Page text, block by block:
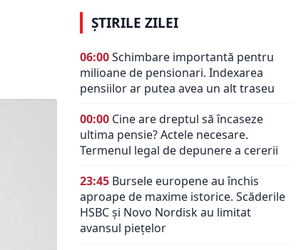
ȘTIRILE ZILEI
06:00Schimbare importantă pentru
milioane de pensionari. Indexarea
pensiilor ar putea avea un alt traseu
00:00 Cine are dreptul să încaseze
ultima pensie? Actele necesare.
Termenul legal de depunere a cererii
23:45 Bursele europene au închis
aproape de maxime istorice. Scăderile
HSBC și Novo Nordisk au limitat
avansul piețelor